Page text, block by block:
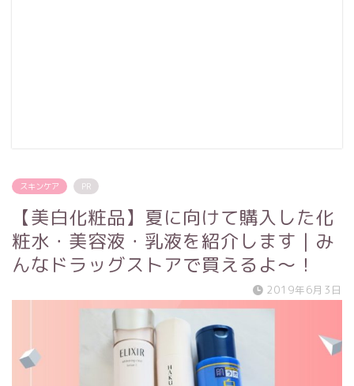
スキンケア PR
【美白化粧品】夏に向けて購入した化
粧水・美容液・乳液を紹介します｜み
んなドラッグストアで買えるよ〜！
2019年6月3日